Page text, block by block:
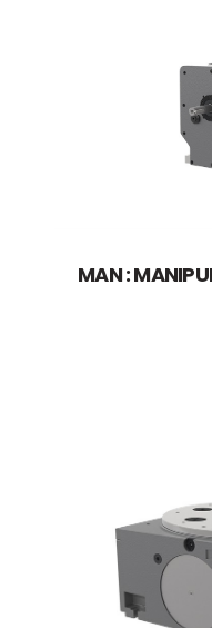
MAN :